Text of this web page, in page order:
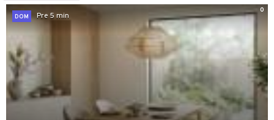
0
DOM
Pre 5 min